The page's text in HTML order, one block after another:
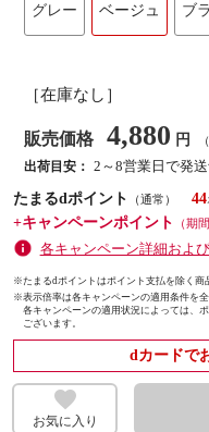
グレー ベージュ ブ
［在庫なし］
販売価格 4,880 円
出荷目安： 2～8営業日で発
たまるdポイント
（通常）
44
+キャンペーンポイント
（期
各キャンペーン詳細およ
※たまるdポイントはポイント支払を除く商
※表示倍率は各キャンペーンの適用条件を
各キャンペーンの適用状況によっては、
ございます。
dカードで
お気に入り